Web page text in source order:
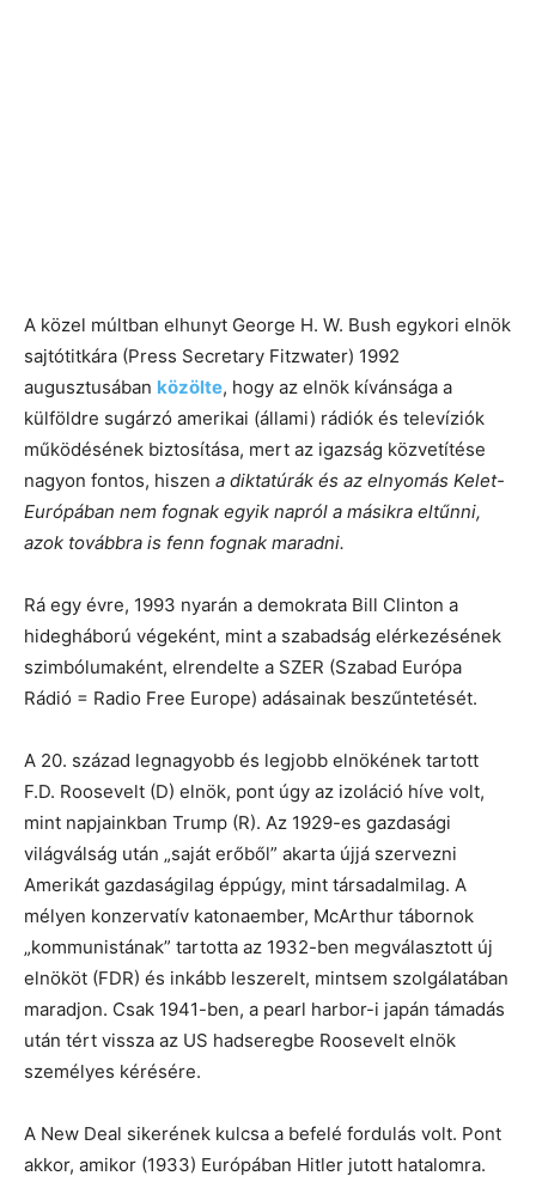
A közel múltban elhunyt George H. W. Bush egykori elnök
sajtótitkára (Press Secretary Fitzwater) 1992
augusztusában közölte, hogy az elnök kívánsága a
külföldre sugárzó amerikai (állami) rádiók és televíziók
működésének biztosítása, mert az igazság közvetítése
nagyon fontos, hiszen a diktatúrák és az elnyomás Kelet-
Európában nem fognak egyik napról a másikra eltűnni,
azok továbbra is fenn fognak maradni.
Rá egy évre, 1993 nyarán a demokrata Bill Clinton a
hidegháború végeként, mint a szabadság elérkezésének
szimbólumaként, elrendelte a SZER (Szabad Európa
Rádió = Radio Free Europe) adásainak beszűntetését.
A 20. század legnagyobb és legjobb elnökének tartott
F.D. Roosevelt (D) elnök, pont úgy az izoláció híve volt,
mint napjainkban Trump (R). Az 1929-es gazdasági
világválság után „saját erőből” akarta újjá szervezni
Amerikát gazdaságilag éppúgy, mint társadalmilag. A
mélyen konzervatív katonaember, McArthur tábornok
„kommunistának” tartotta az 1932-ben megválasztott új
elnököt (FDR) és inkább leszerelt, mintsem szolgálatában
maradjon. Csak 1941-ben, a pearl harbor-i japán támadás
után tért vissza az US hadseregbe Roosevelt elnök
személyes kérésére.
A New Deal sikerének kulcsa a befelé fordulás volt. Pont
akkor, amikor (1933) Európában Hitler jutott hatalomra.